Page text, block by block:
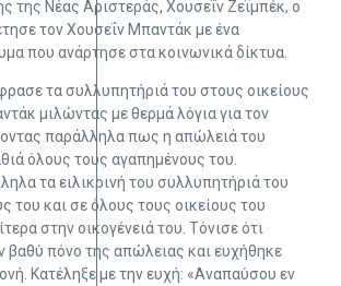
της Νέας Αριστεράς, Χουσεΐν Ζεϊμπέκ, ο
τον Χουσεΐν Μπαντάκ με ένα
που ανάρτησε στα κοινωνικά δίκτυα.
τα συλλυπητήριά του στους οικείους
μιλώντας με θερμά λόγια για τον
παράλληλα πως η απώλειά του
όλους τους αγαπημένους του.
τα ειλικρινή του συλλυπητήριά του
του και σε όλους τους οικείους του
στην οικογένειά του. Τόνισε ότι
βαθύ πόνο της απώλειας και ευχήθηκε
Κατέληξε με την ευχή: «Αναπαύσου εν